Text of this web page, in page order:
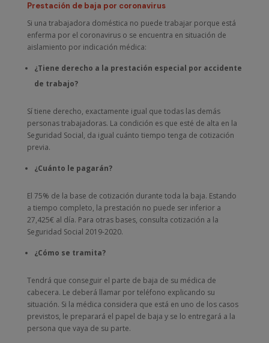
Prestación de baja por coronavirus
Si una trabajadora doméstica no puede trabajar porque está
enferma por el coronavirus o se encuentra en situación de
aislamiento por indicación médica:
¿Tiene derecho a la prestación especial por accidente
de trabajo?
Sí tiene derecho, exactamente igual que todas las demás
personas trabajadoras. La condición es que esté de alta en la
Seguridad Social, da igual cuánto tiempo tenga de cotización
previa.
¿Cuánto le pagarán?
El 75% de la base de cotización durante toda la baja. Estando
a tiempo completo, la prestación no puede ser inferior a
27,425€ al día. Para otras bases, consulta cotización a la
Seguridad Social 2019-2020.
¿Cómo se tramita?
Tendrá que conseguir el parte de baja de su médica de
cabecera. Le deberá llamar por teléfono explicando su
situación. Si la médica considera que está en uno de los casos
previstos, le preparará el papel de baja y se lo entregará a la
persona que vaya de su parte.